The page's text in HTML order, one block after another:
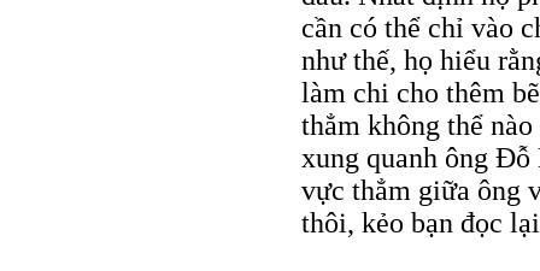
cần có thể chỉ vào
như thế, họ hiểu
làm chi cho thêm
thẳm không thể
xung quanh ông Đỗ
vực thẳm giữa ông
thôi, kẻo bạn đọc